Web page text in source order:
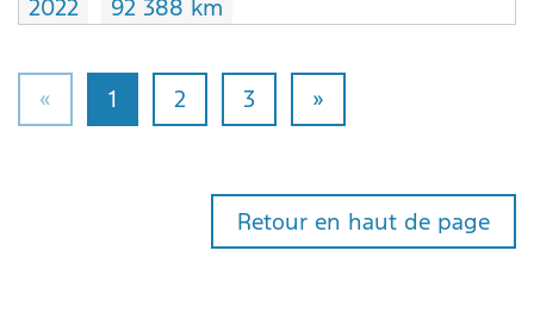
2022
92 388 km
« 1 2 3 »
Retour en haut de page